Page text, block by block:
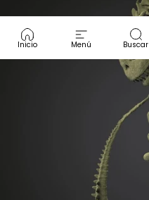
Inicio Menú Buscar